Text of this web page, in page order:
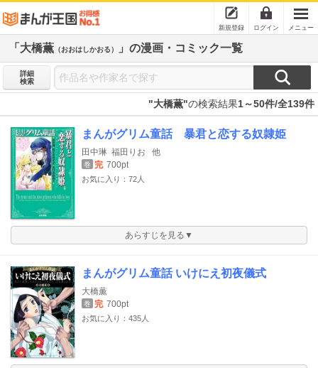
新規登録 ログイン メニュー
「大橋薫 （おおはしかおる） 」の漫画・コミック一覧
詳細
検索
"大橋薫"の検索結果1～50件/全139件
まんがグリム童話 暴君と恋する奴隷姫
田中琳 福田りお 他
巻 完 700pt
お気に入り：72人
あらすじを見る▼
まんがグリム童話 いけにえ初夜儀式
大橋薫
巻 完 700pt
お気に入り：435人